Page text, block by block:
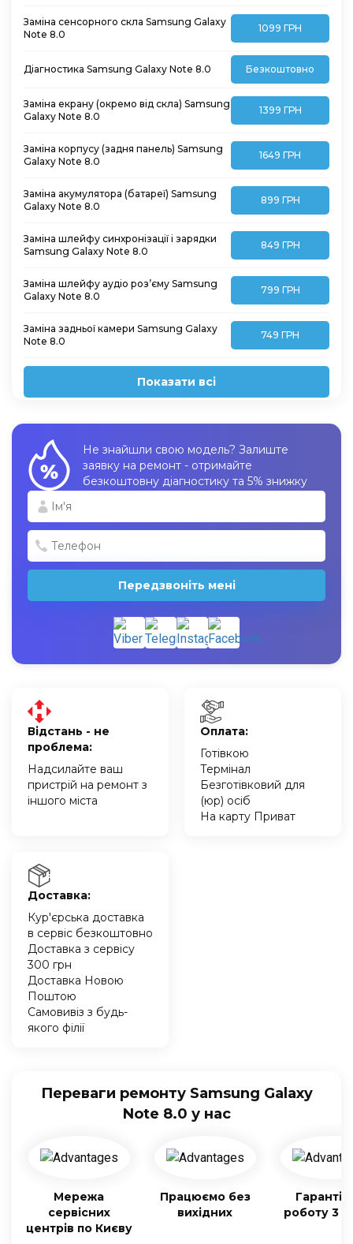
Заміна сенсорного скла Samsung Galaxy
Note 8.0
1099 ГРН
Діагностика Samsung Galaxy Note 8.0 Безкоштовно
Заміна екрану (окремо від скла) Samsung
Galaxy Note 8.0
1399 ГРН
Заміна корпусу (задня панель) Samsung
Galaxy Note 8.0
1649 ГРН
Заміна акумулятора (батареї) Samsung
Galaxy Note 8.0
899 ГРН
Заміна шлейфу синхронізації і зарядки
Samsung Galaxy Note 8.0
849 ГРН
Заміна шлейфу аудіо роз’єму Samsung
Galaxy Note 8.0
799 ГРН
Заміна задньої камери Samsung Galaxy
Note 8.0
749 ГРН
Показати всі
Не знайшли свою модель? Залиште
заявку на ремонт - отримайте
безкоштовну діагностику та 5% знижку
Передзвоніть мені
Відстань - не
проблема:
Надсилайте ваш
пристрій на ремонт з
іншого міста
Оплата:
Готівкою
Термінал
Безготівковий для
(юр) осіб
На карту Приват
Доставка:
Кур'єрська доставка
в сервіс безкоштовно
Доставка з сервісу
300 грн
Доставка Новою
Поштою
Самовивіз з будь-
якого філії
Переваги ремонту Samsung Galaxy
Note 8.0 у нас
Мережа
сервісних
центрів по Києву
Працюємо без
вихідних
Гарантія
роботу 3